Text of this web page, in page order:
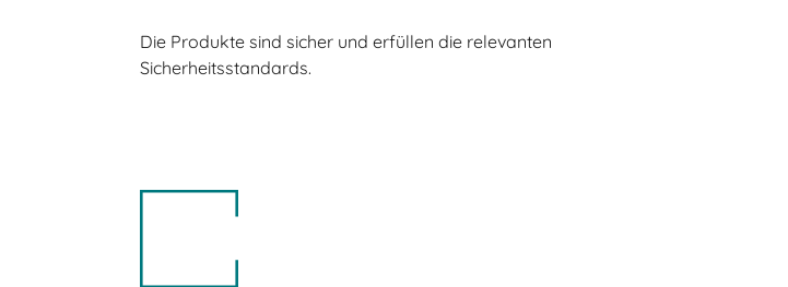
Die Produkte sind sicher und erfüllen die relevanten
Sicherheitsstandards.